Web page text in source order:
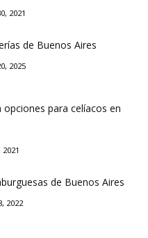
2021
de Buenos Aires
2025
opciones para celíacos en
de Buenos Aires
2022